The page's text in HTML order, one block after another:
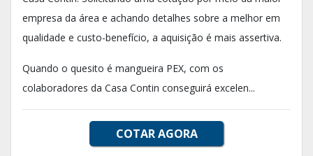
empresa da área e achando detalhes sobre a melhor em
qualidade e custo-benefício, a aquisição é mais assertiva.
Quando o quesito é mangueira PEX, com os
colaboradores da Casa Contin conseguirá excelen...
COTAR AGORA